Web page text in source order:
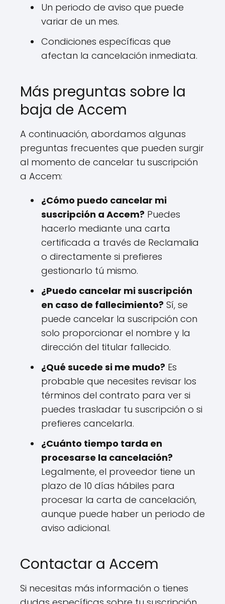
Un periodo de aviso que puede
variar de un mes.
Condiciones específicas que
afectan la cancelación inmediata.
Más preguntas sobre la
baja de Accem
A continuación, abordamos algunas
preguntas frecuentes que pueden surgir
al momento de cancelar tu suscripción
a Accem:
¿Cómo puedo cancelar mi
suscripción a Accem? Puedes
hacerlo mediante una carta
certificada a través de Reclamalia
o directamente si prefieres
gestionarlo tú mismo.
¿Puedo cancelar mi suscripción
en caso de fallecimiento? Sí, se
puede cancelar la suscripción con
solo proporcionar el nombre y la
dirección del titular fallecido.
¿Qué sucede si me mudo? Es
probable que necesites revisar los
términos del contrato para ver si
puedes trasladar tu suscripción o si
prefieres cancelarla.
¿Cuánto tiempo tarda en
procesarse la cancelación?
Legalmente, el proveedor tiene un
plazo de 10 días hábiles para
procesar la carta de cancelación,
aunque puede haber un periodo de
aviso adicional.
Contactar a Accem
Si necesitas más información o tienes